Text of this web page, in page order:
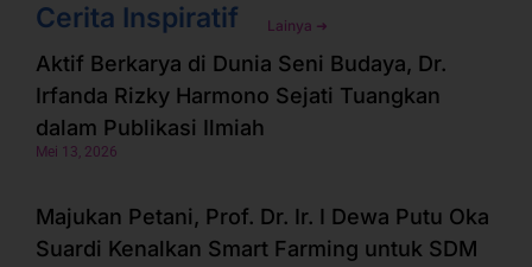
Cerita Inspiratif Lainya ➜
Aktif Berkarya di Dunia Seni Budaya, Dr.
Irfanda Rizky Harmono Sejati Tuangkan
dalam Publikasi Ilmiah
Mei 13, 2026
Majukan Petani, Prof. Dr. Ir. I Dewa Putu Oka
Suardi Kenalkan Smart Farming untuk SDM